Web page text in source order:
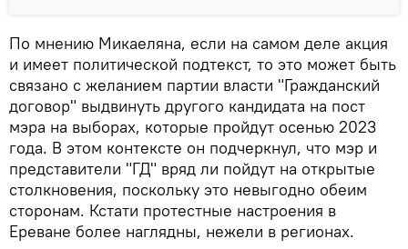
По мнению Микаеляна, если на самом деле акция
и имеет политической подтекст, то это может быть
связано с желанием партии власти "Гражданский
договор" выдвинуть другого кандидата на пост
мэра на выборах, которые пройдут осенью 2023
года. В этом контексте он подчеркнул, что мэр и
представители "ГД" вряд ли пойдут на открытые
столкновения, поскольку это невыгодно обеим
сторонам. Кстати протестные настроения в
Ереване более наглядны, нежели в регионах.